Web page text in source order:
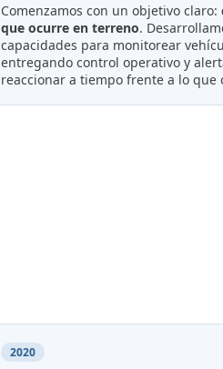
Comenzamos con un objetivo claro:
que ocurre en terreno.
capacidades para monitorear
entregando control operativo y
reaccionar a tiempo frente a lo que
2020